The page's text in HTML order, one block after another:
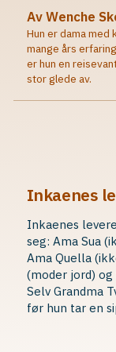
Av Wenche
Hun er dama med
mange års
er hun en
stor glede av.
Inkaenes
Inkaenes
seg: Ama Sua
Ama Quella
(moder jord)
Selv Grandma
før hun tar en